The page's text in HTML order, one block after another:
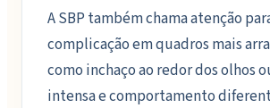
A SBP também chama atenção
complicação em quadros mais
como inchaço ao redor dos olhos
intensa e comportamento